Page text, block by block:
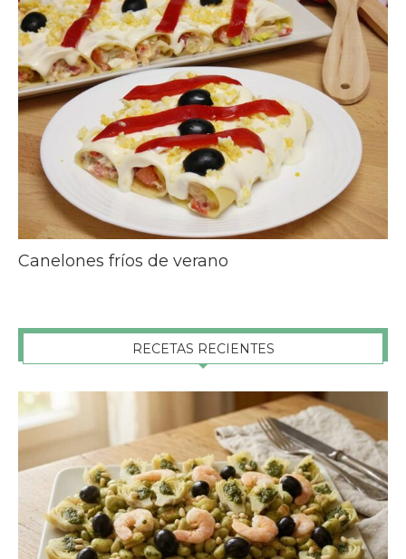
Canelones fríos de verano
RECETAS RECIENTES